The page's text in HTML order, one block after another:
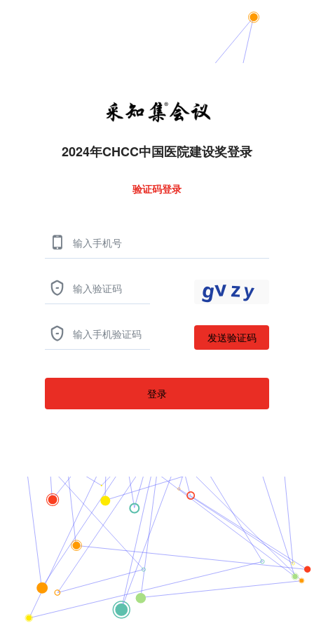
2024年CHCC中国医院建设奖登录
验证码登录



登录